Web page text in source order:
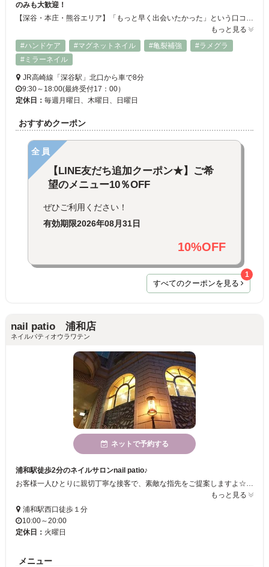
のみも大歓迎！
【深谷・本庄・熊谷エリア】「もっと早く出会いたかった」という口コミ多数の人気ネイルサロン☆手元にお気に入りのデザインを加えるだけでなく、手や爪にコンプレックスがある方も、足の巻き爪などのトラブルで悩んでいる方も、ベテランオーナーと親しみやすいスタッフが改善に導きます。施術には継続してジェルネイルをしていても自爪を傷めないシャイニージェルを使用。爪から広がる幸せづくりをお手伝いします♡
もっと見る
#ハンドケア
#マグネットネイル #亀裂補強
#ラメグラ
#ミラーネイル
JR高崎線「深谷駅」北口から車で8分
9:30～18:00(最終受付17：00）
定休日： 毎週月曜日、木曜日、日曜日
おすすめクーポン
全員
【LINE友だち追加クーポン★】ご希
望のメニュー10％OFF
ぜひご利用ください！
有効期限2026年08月31日
10%OFF
すべてのクーポンを見る
1
nail patio 浦和店
ネイルパティオウラワテン
ネットで予約する
浦和駅徒歩2分のネイルサロンnail patio♪
もっと見る
浦和駅西口徒歩１分
10:00～20:00
定休日： 火曜日
メニュー